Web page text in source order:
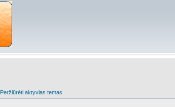
Peržiūrėti aktyvias temas